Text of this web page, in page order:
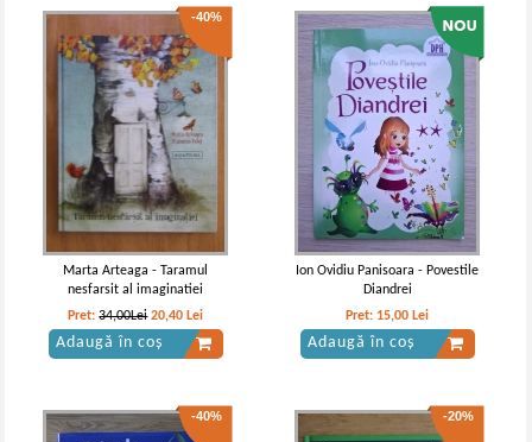
-40%
Marta Arteaga - Taramul
nesfarsit al imaginatiei
Pret:34,00Lei 20,40 Lei
Adaugă în coș
Ion Ovidiu Panisoara - Povestile
Diandrei
Pret: 15,00 Lei
Adaugă în coș
-40% -20%